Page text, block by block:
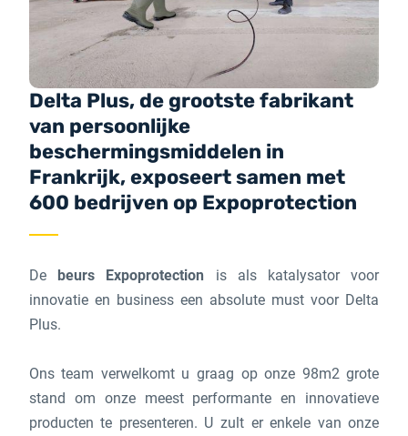
Delta Plus, de grootste fabrikant
van persoonlijke
beschermingsmiddelen in
Frankrijk, exposeert samen met
600 bedrijven op Expoprotection
De beurs Expoprotection is als katalysator voor
innovatie en business een absolute must voor Delta
Plus.
Ons team verwelkomt u graag op onze 98m2 grote
stand om onze meest performante en innovatieve
producten te presenteren. U zult er enkele van onze